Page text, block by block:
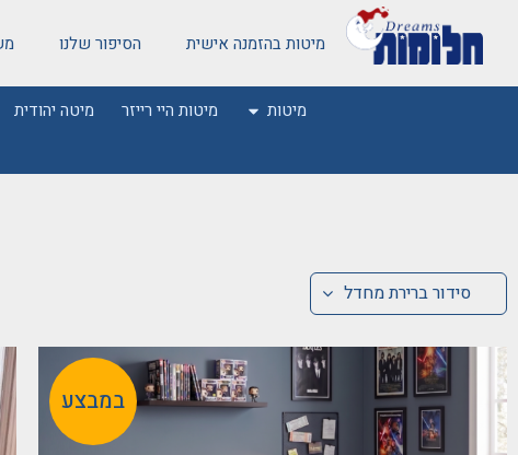
מיטות בהזמנה אישית הסיפור שלנו
מיטות מיטות היי רייזר מיטה יהודית
סידור ברירת מחדל
במבצע